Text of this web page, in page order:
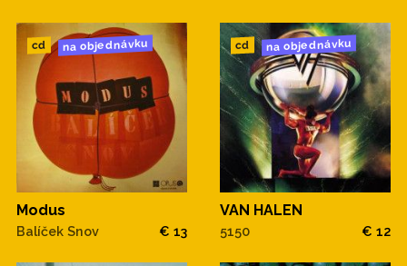
cd na objednávku
Modus
Balíček Snov € 13
cd na objednávku
VAN HALEN
5150 € 12